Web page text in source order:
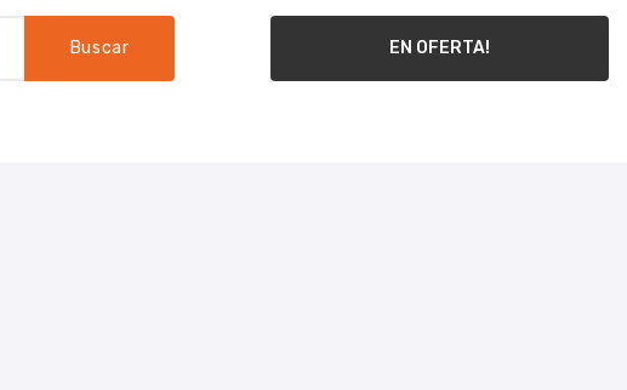
Buscar EN OFERTA!